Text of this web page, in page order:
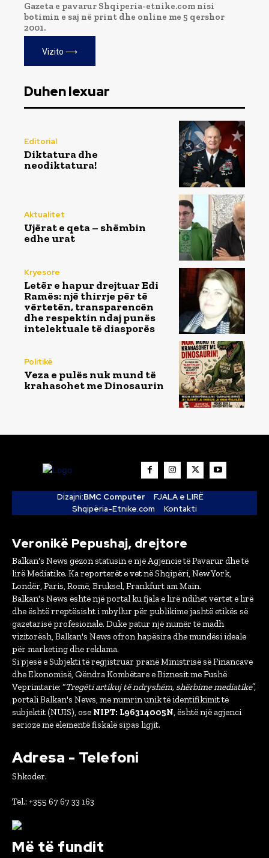
Gazeta e pavarur Shqiperia-etnike.com nisi
botimin e saj në print dhe online me 5 qershor
2001.
Vizito ⟶
Duhen lexuar
Editorial
Diktatura dhe
neodiktatura!
Aktualitet
Ujërat e qeta – shëmbin
edhe urat
Kryesore
Letër e hapur drejtuar Edi
Ramës: një thirrje për të
vërtetën, transparencën
dhe respektin ndaj punës
intelektuale të diasporës
Politikë
Veza e pulës nuk mund të
krahasohet me Dinosaurin
Dizajni:BMC Computer
FJALA e LIRË
Shqipëria-Etnike.com
Kontakti
Veronikë Pepushaj, drejtore
Balkan's News gëzon statusin e një Agjencie të Pavarur dhe të
lirë Mediatike. Ka reporterët e vet në Shqipëri, New York,
Londër, Paris, Romë, Bruksel, Frankfurt am Main.
Balkan's News është një portal ku fjala e lirë ndihet vërtet e lirë
dhe është rreptësisht i mbyllur për publikime jashtë etikës së
gazetarisë profesionale. Duke patur një numër të madh
vizitorësh, Balkan's News ofron hapësira dhe mundësi ideale
për marketing dhe reklama.
Si pjesë e Subjekti të regjistruar pranë Ministrisë së Financave
dhe Ekonomisë, Qëndra Kombëtare e Biznesit me Fushë
Veprimtarie: “Tregëti artikuj të ndryshëm, shërbime mediatike”,
portali Balkan's News, me numrin unik të identifikimit të
subjektit (NUIS), ose NIPT: L96314005N, është një agjenci
serioze me elementë fiskalë sipas ligjit.
Adresa - Telefoni
Shkoder.
Tel.: +355 67 67 33 163
Më të fundit